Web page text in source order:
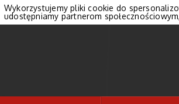
Wykorzystujemy pliki cookie do
udostępniamy partnerom